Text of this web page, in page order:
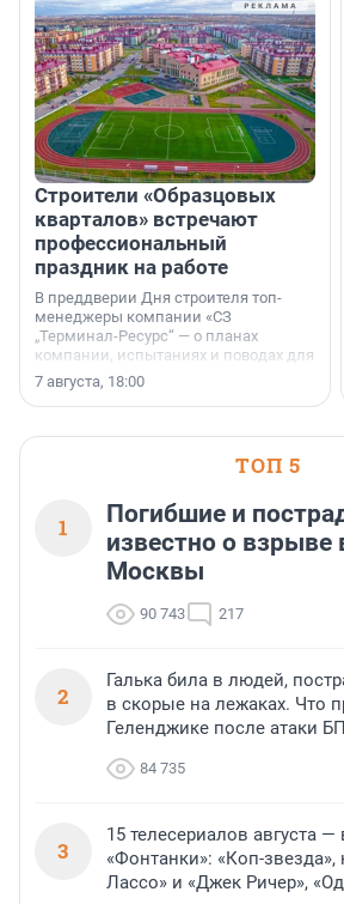
Строители «Образцовых
кварталов» встречают
профессиональный
праздник на работе
В преддверии Дня строителя топ-
менеджеры компании «СЗ
„Терминал-Ресурс“ — о планах
компании, испытаниях и поводах для
осторожного оптимизма.
7 августа, 18:00
ТОП 5
1
Погибшие и
известно о взрыве
Москвы
90 743 217
2
Галька била в людей,
в скорые на лежаках. Что
Геленджике после атаки
84 735
3
15 телесериалов августа
«Фонтанки»: «Коп-
Лассо» и «Джек Ричер»,